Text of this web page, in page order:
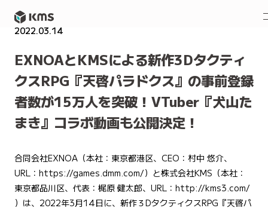
2022.03.14
EXNOAとKMSによる新作3Dタクティ
クスRPG『天啓パラドクス』の事前登録
者数が15万人を突破！VTuber『犬山た
まき』コラボ動画も公開決定！
合同会社EXNOA（本社：東京都港区、CEO：村中 悠介、
URL： https://games.dmm.com/）と株式会社KMS（本社：
東京都品川区、代表：梶原 健太郎、URL： http://kms3.com/
）は、2022年3月14日に、新作３DタクティクスRPG『天啓パ